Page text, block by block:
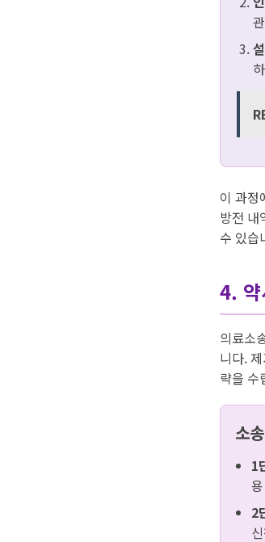
이 과정
방전 내
수 있습
4. 약
의료소
니다.
략을 수
소
1
2